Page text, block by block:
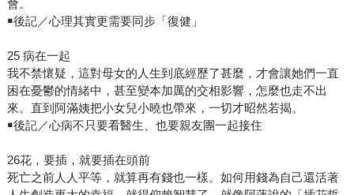
會。
￭後記／心理其實更需要同步「復健」
25 病在一起
我不禁懷疑，這對母女的人生到底經歷了甚麼，才會讓她們一直
困在憂鬱的情緒中，甚至變本加厲的交相影響，怎麼也走不出
來。直到阿滿姨把小女兒小曉也帶來，一切才昭然若揭。
￭後記／心病不只要看醫生、也要親友團一起接住
26花，要插，就要插在頭前
死亡之前人人平等，就算再有錢也一樣。如何用錢為自己還活著